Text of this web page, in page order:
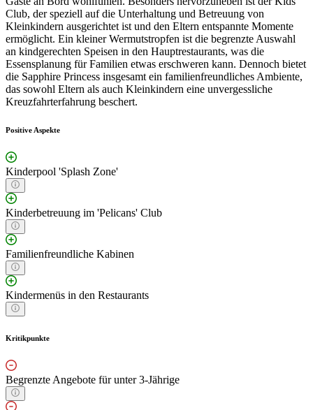
Club, der speziell auf die Unterhaltung und Betreuung von
Kleinkindern ausgerichtet ist und den Eltern entspannte Momente
ermöglicht. Ein kleiner Wermutstropfen ist die begrenzte Auswahl
an kindgerechten Speisen in den Hauptrestaurants, was die
Essensplanung für Familien etwas erschweren kann. Dennoch bietet
die Sapphire Princess insgesamt ein familienfreundliches Ambiente,
das sowohl Eltern als auch Kleinkindern eine unvergessliche
Kreuzfahrterfahrung beschert.
Positive Aspekte
Kinderpool 'Splash Zone'
Kinderbetreuung im 'Pelicans' Club
Familienfreundliche Kabinen
Kindermenüs in den Restaurants
Kritikpunkte
Begrenzte Angebote für unter 3-Jährige